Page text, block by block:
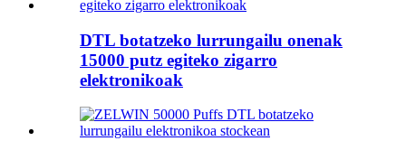
DTL botatzeko lurrungailu onenak
15000 putz egiteko zigarro
elektronikoak